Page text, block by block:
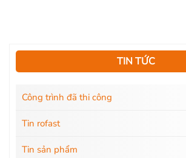
TIN TỨC
Công trình đã thi công
Tin rofast
Tin sản phẩm